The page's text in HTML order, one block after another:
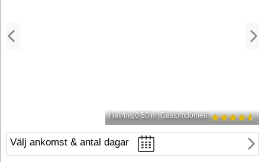
Hav/insjö 50 m Gästomdömen
Välj ankomst & antal dagar